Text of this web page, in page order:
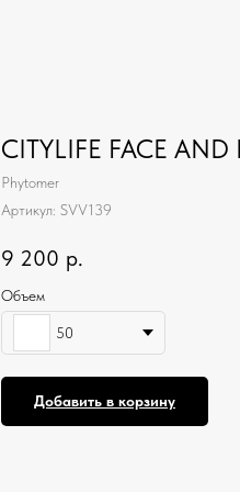
CITYLIFE FACE
Phytomer
Артикул: SVV139
9 200 р.
Объем
50
Добавить в корзину